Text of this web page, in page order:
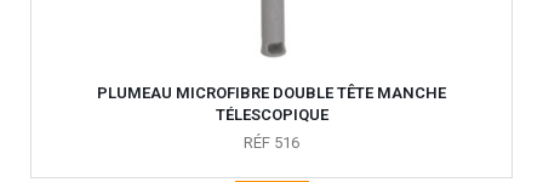
PLUMEAU MICROFIBRE DOUBLE TÊTE MANCHE
TÉLESCOPIQUE
RÉF 516